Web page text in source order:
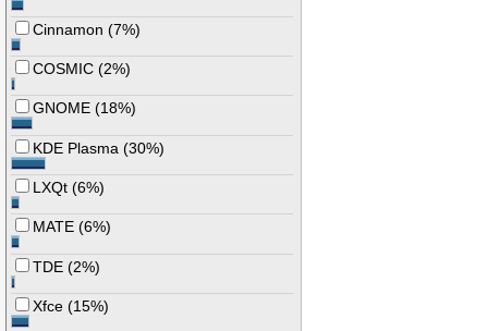
Cinnamon (7%)
COSMIC (2%)
GNOME (18%)
KDE Plasma (30%)
LXQt (6%)
MATE (6%)
TDE (2%)
Xfce (15%)